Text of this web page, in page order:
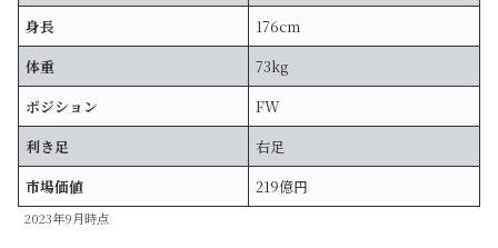
身長
176cm
体重
73kg
ポジション
FW
利き足
右足
市場価値
219億円
2023年9月時点